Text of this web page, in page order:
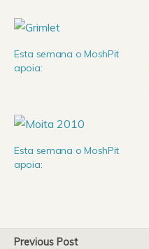
Esta semana o MoshPit
apoia:
Esta semana o MoshPit
apoia:
Previous Post